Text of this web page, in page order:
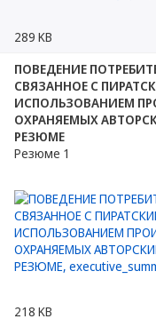
289 KB
ПОВЕДЕНИЕ
СВЯЗАННОЕ С
ИСПОЛЬЗОВАНИЕМ
ОХРАНЯЕМЫХ
РЕЗЮМЕ
Резюме 1
218 KB